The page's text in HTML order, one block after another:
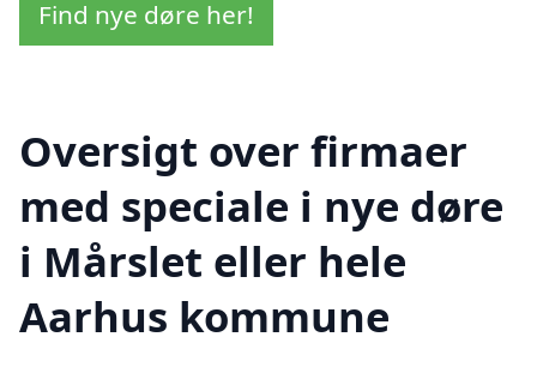
Find nye døre her!
Oversigt over firmaer
med speciale i nye døre
i Mårslet eller hele
Aarhus kommune